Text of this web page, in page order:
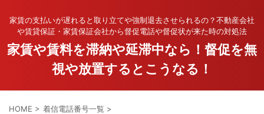
家賃の支払いが遅れると取り立てや強制退去させられるの？不動産会社
や賃貸保証・家賃保証会社から督促電話や督促状が来た時の対処法
家賃や賃料を滞納や延滞中なら！督促を無
視や放置するとこうなる！
HOME > 着信電話番号一覧 >